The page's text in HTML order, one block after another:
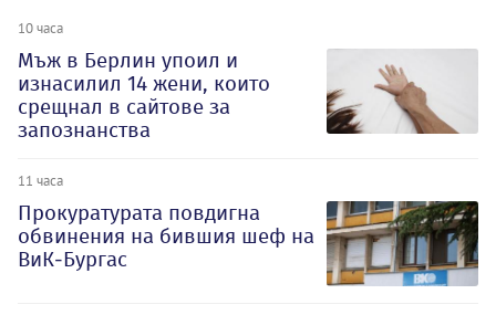
10 часа
Мъж в Берлин упоил и
изнасилил 14 жени, които
срещнал в сайтове за
запознанства
11 часа
Прокуратурата повдигна
обвинения на бившия шеф на
ВиК-Бургас